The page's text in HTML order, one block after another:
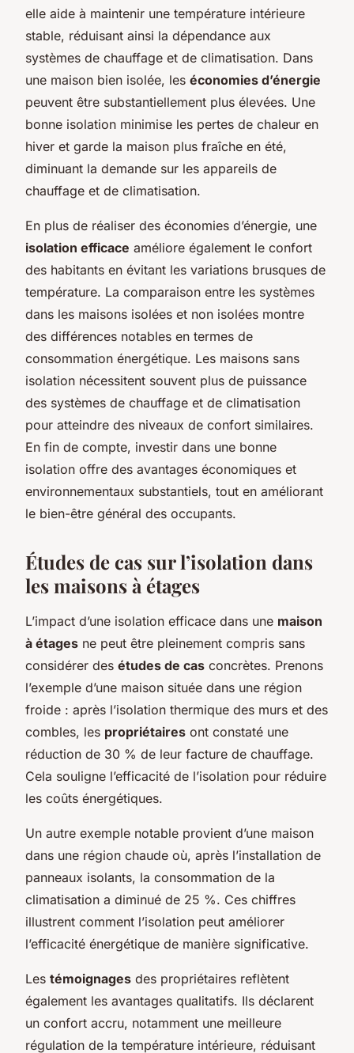
elle aide à maintenir une température intérieure
stable, réduisant ainsi la dépendance aux
systèmes de chauffage et de climatisation. Dans
une maison bien isolée, les économies d’énergie
peuvent être substantiellement plus élevées. Une
bonne isolation minimise les pertes de chaleur en
hiver et garde la maison plus fraîche en été,
diminuant la demande sur les appareils de
chauffage et de climatisation.
En plus de réaliser des économies d’énergie, une
isolation efficace améliore également le confort
des habitants en évitant les variations brusques de
température. La comparaison entre les systèmes
dans les maisons isolées et non isolées montre
des différences notables en termes de
consommation énergétique. Les maisons sans
isolation nécessitent souvent plus de puissance
des systèmes de chauffage et de climatisation
pour atteindre des niveaux de confort similaires.
En fin de compte, investir dans une bonne
isolation offre des avantages économiques et
environnementaux substantiels, tout en améliorant
le bien-être général des occupants.
Études de cas sur l’isolation dans
les maisons à étages
L’impact d’une isolation efficace dans une maison
à étages ne peut être pleinement compris sans
considérer des études de cas concrètes. Prenons
l’exemple d’une maison située dans une région
froide : après l’isolation thermique des murs et des
combles, les propriétaires ont constaté une
réduction de 30 % de leur facture de chauffage.
Cela souligne l’efficacité de l’isolation pour réduire
les coûts énergétiques.
Un autre exemple notable provient d’une maison
dans une région chaude où, après l’installation de
panneaux isolants, la consommation de la
climatisation a diminué de 25 %. Ces chiffres
illustrent comment l’isolation peut améliorer
l’efficacité énergétique de manière significative.
Les témoignages des propriétaires reflètent
également les avantages qualitatifs. Ils déclarent
un confort accru, notamment une meilleure
régulation de la température intérieure, réduisant